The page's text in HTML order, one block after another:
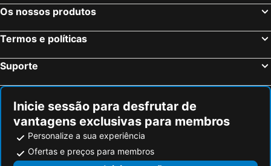
Berghof Grüner Baum
Maison Messmer Baden-Baden
Hotel am Friedrichsbad
Hotel Restaurant Da Franco
Trang Hotel Rastatt
Kloster Maria Hilf
Adler
Hotel Altenberg
Hotel Residenz im Schloss Neuweier
Hotel Heiligenstein
Hotel Zur Post
Schloss Bühlerhöhe
Os nossos produtos
Termos e políticas
Suporte
Inicie sessão para desfrutar de
vantagens exclusivas para membros
Personalize a sua experiência
Ofertas e preços para membros